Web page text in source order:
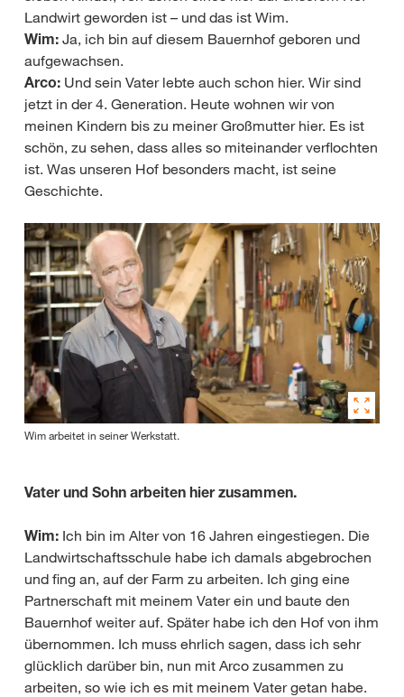
Landwirt geworden ist – und das ist Wim.
Wim: Ja, ich bin auf diesem Bauernhof geboren und
aufgewachsen.
Arco: Und sein Vater lebte auch schon hier. Wir sind
jetzt in der 4. Generation. Heute wohnen wir von
meinen Kindern bis zu meiner Großmutter hier. Es ist
schön, zu sehen, dass alles so miteinander verflochten
ist. Was unseren Hof besonders macht, ist seine
Geschichte.
Wim arbeitet in seiner Werkstatt.
Vater und Sohn arbeiten hier zusammen.
Wim: Ich bin im Alter von 16 Jahren eingestiegen. Die
Landwirtschaftsschule habe ich damals abgebrochen
und fing an, auf der Farm zu arbeiten. Ich ging eine
Partnerschaft mit meinem Vater ein und baute den
Bauernhof weiter auf. Später habe ich den Hof von ihm
übernommen. Ich muss ehrlich sagen, dass ich sehr
glücklich darüber bin, nun mit Arco zusammen zu
arbeiten, so wie ich es mit meinem Vater getan habe.